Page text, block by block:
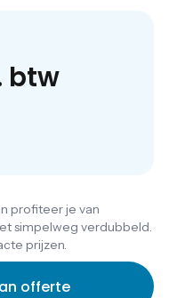
btw
profiteer je van
simpelweg verdubbeld.
prijzen.
offerte